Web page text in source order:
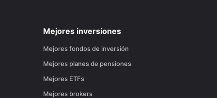
Mejores inversiones
Mejores fondos de inversión
Mejores planes de pensiones
Mejores ETFs
Mejores brokers